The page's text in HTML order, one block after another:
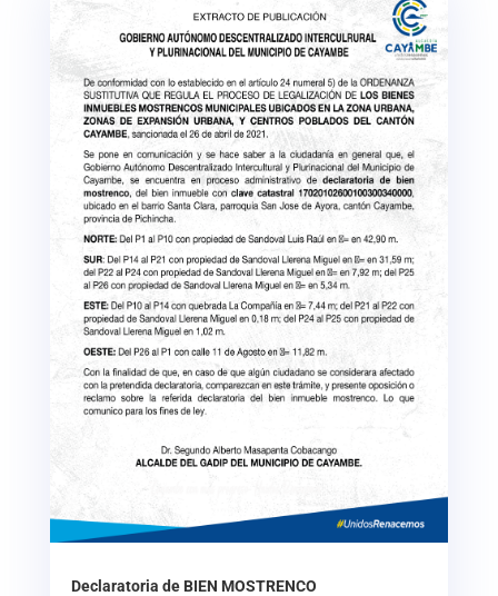
Declaratoria de BIEN MOSTRENCO